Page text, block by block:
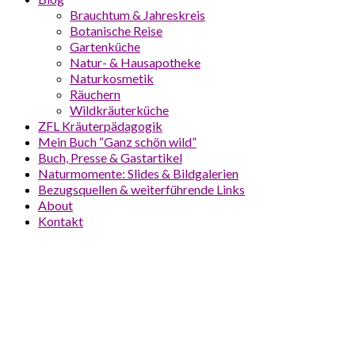
Brauchtum & Jahreskreis
Botanische Reise
Gartenküche
Natur- & Hausapotheke
Naturkosmetik
Räuchern
Wildkräuterküche
ZFL Kräuterpädagogik
Mein Buch “Ganz schön wild”
Buch, Presse & Gastartikel
Naturmomente: Slides & Bildgalerien
Bezugsquellen & weiterführende Links
About
Kontakt